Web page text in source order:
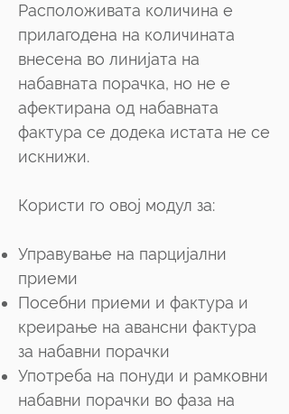
Расположивата количина е
прилагодена на количината
внесена во линијата на
набавната порачка, но не е
афектирана од набавната
фактура се додека истата не се
искнижи.
Користи го овој модул за:
Управување на парцијални
приеми
Посебни приеми и фактура и
креирање на авансни фактура
за набавни порачки
Употреба на понуди и рамковни
набавни порачки во фаза на